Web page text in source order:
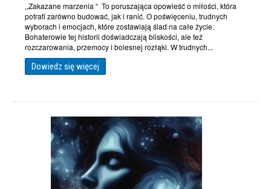
,,Zakazane marzenia “ To poruszająca opowieść o miłości, która
potrafi zarówno budować, jak i ranić. O poświęceniu, trudnych
wyborach i emocjach, które zostawiają ślad na całe życie.
Bohaterowie tej historii doświadczają bliskości, ale też
rozczarowania, przemocy i bolesnej rozłąki. W trudnych...
Dowiedz się więcej